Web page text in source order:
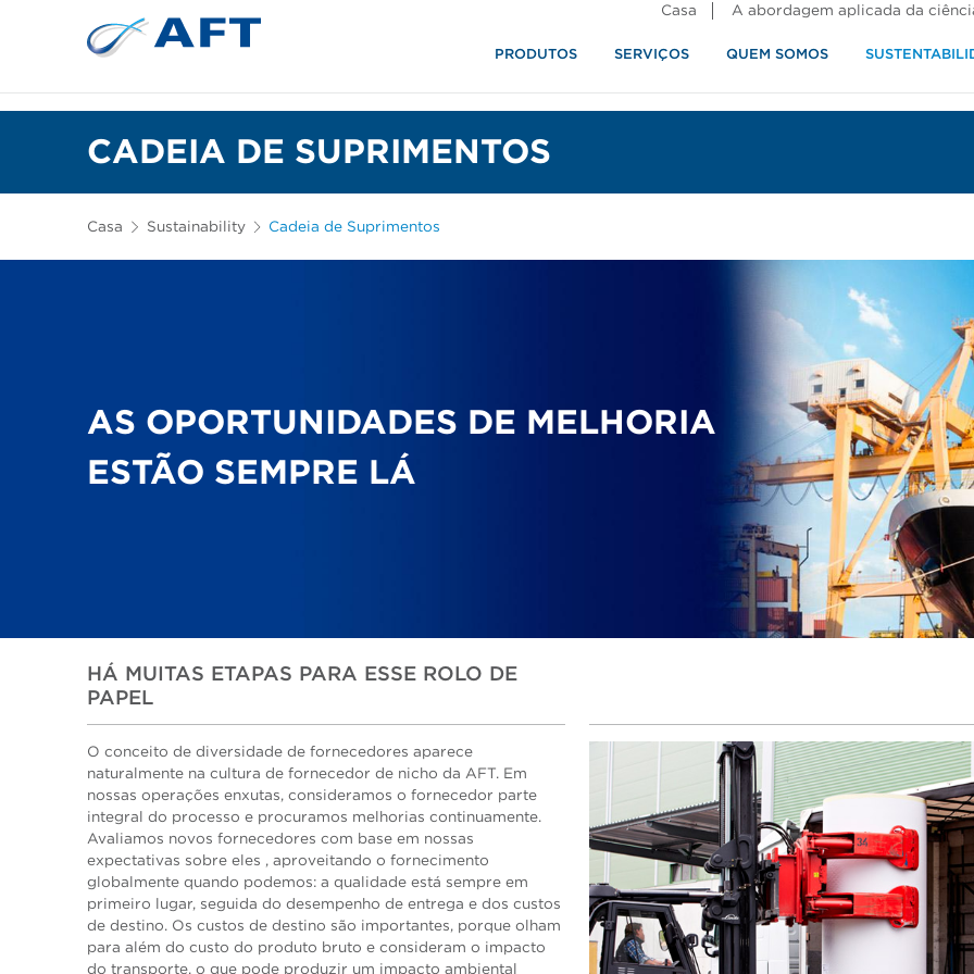
Casa A abordagem aplicada da
PRODUTOS SERVIÇOS QUEM SOMOS
CADEIA DE SUPRIMENTOS
Casa Sustainability Cadeia de Suprimentos
AS OPORTUNIDADES DE MELHORIA
ESTÃO SEMPRE LÁ
HÁ MUITAS ETAPAS PARA ESSE ROLO DE
PAPEL
O conceito de diversidade de fornecedores aparece
naturalmente na cultura de fornecedor de nicho da AFT. Em
nossas operações enxutas, consideramos o fornecedor parte
integral do processo e procuramos melhorias continuamente.
Avaliamos novos fornecedores com base em nossas
expectativas sobre eles , aproveitando o fornecimento
globalmente quando podemos: a qualidade está sempre em
primeiro lugar, seguida do desempenho de entrega e dos custos
de destino. Os custos de destino são importantes, porque olham
para além do custo do produto bruto e consideram o impacto
do transporte, o que pode produzir um impacto ambiental